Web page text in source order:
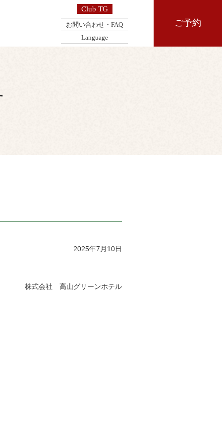
Club TG
お問い合わせ・FAQ
Language
ご予約
2025年7月10日
株式会社 高山グリーンホテル